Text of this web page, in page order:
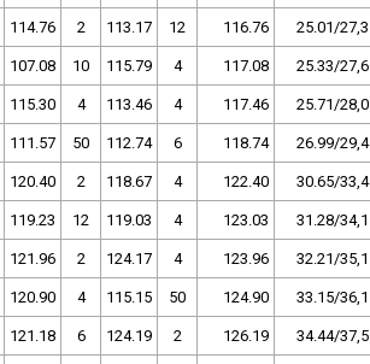
114.76 2 113.17 12 116.76 25.01/27,3
107.08 10 115.79 4 117.08 25.33/27,6
115.30 4 113.46 4 117.46 25.71/28,0
111.57 50 112.74 6 118.74 26.99/29,4
120.40 2 118.67 4 122.40 30.65/33,4
119.23 12 119.03 4 123.03 31.28/34,1
121.96 2 124.17 4 123.96 32.21/35,1
120.90 4 115.15 50 124.90 33.15/36,1
121.18 6 124.19 2 126.19 34.44/37,5